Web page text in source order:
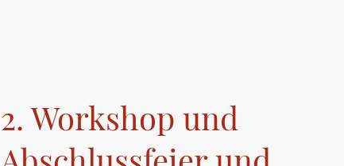
2. Workshop und